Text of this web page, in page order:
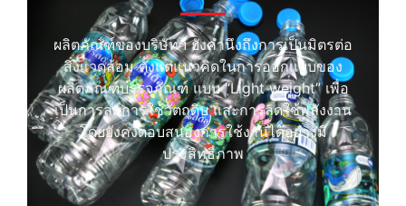
ผลิตภัณฑ์ของบริษัทฯ ยังคำนึงถึงการเป็นมิตรต่อ
สิ่งแวดล้อม ตั้งแต่แนวคิดในการออกแบบของ
ผลิตภัณฑ์บรรจุภัณฑ์ แบบ “Light weight” เพื่อ
เป็นการลดการใช้วัตถุดิบ และการลดใช้พลังงาน
โดยยังคงตอบสนองการใช้งานได้อย่างมี
ประสิทธิภาพ